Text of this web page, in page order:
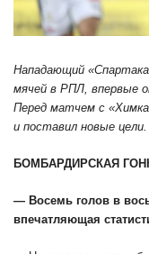
Нападающий
мячей в РПЛ, впервые
Перед матчем с
и поставил новые цели.
БОМБАРДИРСКАЯ
— Восемь голов в
впечатляющая